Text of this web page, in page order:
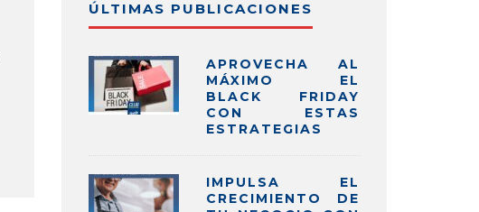
ÚLTIMAS PUBLICACIONES
APROVECHA AL
MÁXIMO EL
BLACK FRIDAY
CON ESTAS
ESTRATEGIAS
IMPULSA EL
CRECIMIENTO DE